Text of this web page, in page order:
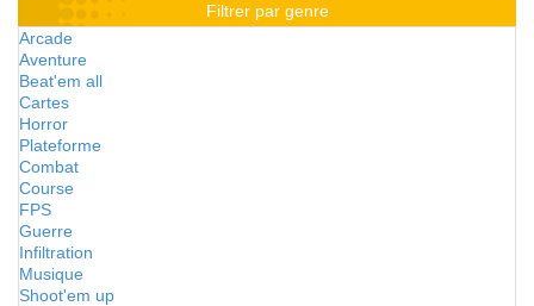
Filtrer par genre
Arcade
Aventure
Beat'em all
Cartes
Horror
Plateforme
Combat
Course
FPS
Guerre
Infiltration
Musique
Shoot'em up